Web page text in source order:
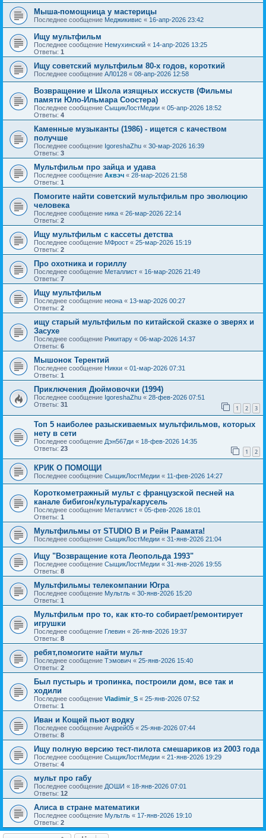
Мыша-помощница у мастерицы
Последнее сообщение Меджикивис « 16-апр-2026 23:42
Ищу мультфильм
Последнее сообщение Немухинский « 14-апр-2026 13:25
Ответы: 1
Ищу советский мультфильм 80-х годов, короткий
Последнее сообщение АЛ0128 « 08-апр-2026 12:58
Возвращение и Школа изящных исскуств (Фильмы
памяти Юло-Ильмара Соостера)
Последнее сообщение СыщикЛостМедии « 05-апр-2026 18:52
Ответы: 4
Каменные музыканты (1986) - ищется с качеством
получше
Последнее сообщение IgoreshaZhu « 30-мар-2026 16:39
Ответы: 3
Мультфильм про зайца и удава
Последнее сообщение Аквэч « 28-мар-2026 21:58
Ответы: 1
Помогите найти советский мультфильм про эволюцию
человека
Последнее сообщение ника « 26-мар-2026 22:14
Ответы: 2
Ищу мультфильм с кассеты детства
Последнее сообщение МФрост « 25-мар-2026 15:19
Ответы: 2
Про охотника и гориллу
Последнее сообщение Металлист « 16-мар-2026 21:49
Ответы: 7
Ищу мультфильм
Последнее сообщение неона « 13-мар-2026 00:27
Ответы: 2
ищу старый мультфильм по китайской сказке о зверях и
Засухе
Последнее сообщение Рикитару « 06-мар-2026 14:37
Ответы: 6
Мышонок Терентий
Последнее сообщение Никки « 01-мар-2026 07:31
Ответы: 1
Приключения Дюймовочки (1994)
Последнее сообщение IgoreshaZhu « 28-фев-2026 07:51
Ответы: 31 1 2 3
Топ 5 наиболее разыскиваемых мультфильмов, которых
нету в сети
Последнее сообщение Дэн567ди « 18-фев-2026 14:35
Ответы: 23 1 2
КРИК О ПОМОЩИ
Последнее сообщение СыщикЛостМедии « 11-фев-2026 14:27
Короткометражный мульт с французской песней на
канале бибигон/культура/карусель
Последнее сообщение Металлист « 05-фев-2026 18:01
Ответы: 1
Мультфильмы от STUDIO B и Рейн Раамата!
Последнее сообщение СыщикЛостМедии « 31-янв-2026 21:04
Ищу "Возвращение кота Леопольда 1993"
Последнее сообщение СыщикЛостМедии « 31-янв-2026 19:55
Ответы: 8
Мультфильмы телекомпании Югра
Последнее сообщение Мультль « 30-янв-2026 15:20
Ответы: 1
Мультфильм про то, как кто-то собирает/ремонтирует
игрушки
Последнее сообщение Глевин « 26-янв-2026 19:37
Ответы: 8
ребят,помогите найти мульт
Последнее сообщение Тэмович « 25-янв-2026 15:40
Ответы: 2
Был пустырь и тропинка, построили дом, все так и
ходили
Последнее сообщение Vladimir_S « 25-янв-2026 07:52
Ответы: 1
Иван и Кощей пьют водку
Последнее сообщение Андрей05 « 25-янв-2026 07:44
Ответы: 8
Ищу полную версию тест-пилота смешариков из 2003 года
Последнее сообщение СыщикЛостМедии « 21-янв-2026 19:29
Ответы: 4
мульт про габу
Последнее сообщение ДОШИ « 18-янв-2026 07:01
Ответы: 12
Алиса в стране математики
Последнее сообщение Мультль « 17-янв-2026 19:10
Ответы: 2